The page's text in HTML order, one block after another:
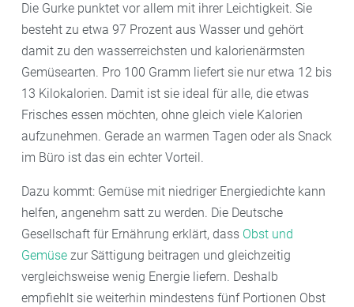
Die Gurke punktet vor allem mit ihrer Leichtigkeit. Sie
besteht zu etwa 97 Prozent aus Wasser und gehört
damit zu den wasserreichsten und kalorienärmsten
Gemüsearten. Pro 100 Gramm liefert sie nur etwa 12 bis
13 Kilokalorien. Damit ist sie ideal für alle, die etwas
Frisches essen möchten, ohne gleich viele Kalorien
aufzunehmen. Gerade an warmen Tagen oder als Snack
im Büro ist das ein echter Vorteil.
Dazu kommt: Gemüse mit niedriger Energiedichte kann
helfen, angenehm satt zu werden. Die Deutsche
Gesellschaft für Ernährung erklärt, dass Obst und
Gemüse zur Sättigung beitragen und gleichzeitig
vergleichsweise wenig Energie liefern. Deshalb
empfiehlt sie weiterhin mindestens fünf Portionen Obst